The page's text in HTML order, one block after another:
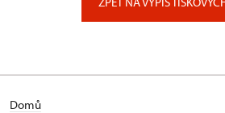
Domů